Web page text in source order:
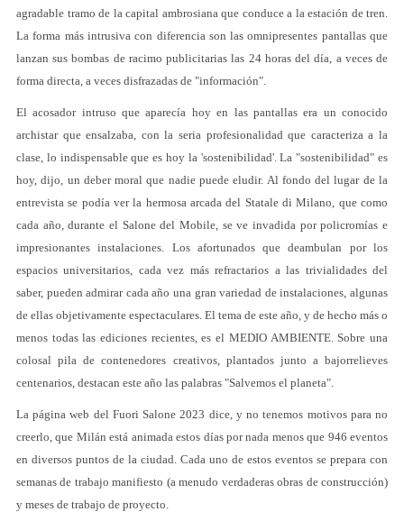
agradable tramo de la capital ambrosiana que conduce a la estación de tren.
La forma más intrusiva con diferencia son las omnipresentes pantallas que
lanzan sus bombas de racimo publicitarias las 24 horas del día, a veces de
forma directa, a veces disfrazadas de "información".
El acosador intruso que aparecía hoy en las pantallas era un conocido
archistar que ensalzaba, con la seria profesionalidad que caracteriza a la
clase, lo indispensable que es hoy la 'sostenibilidad'. La "sostenibilidad" es
hoy, dijo, un deber moral que nadie puede eludir. Al fondo del lugar de la
entrevista se podía ver la hermosa arcada del Statale di Milano, que como
cada año, durante el Salone del Mobile, se ve invadida por policromías e
impresionantes instalaciones. Los afortunados que deambulan por los
espacios universitarios, cada vez más refractarios a las trivialidades del
saber, pueden admirar cada año una gran variedad de instalaciones, algunas
de ellas objetivamente espectaculares. El tema de este año, y de hecho más o
menos todas las ediciones recientes, es el MEDIO AMBIENTE. Sobre una
colosal pila de contenedores creativos, plantados junto a bajorrelieves
centenarios, destacan este año las palabras "Salvemos el planeta".
La página web del Fuori Salone 2023 dice, y no tenemos motivos para no
creerlo, que Milán está animada estos días por nada menos que 946 eventos
en diversos puntos de la ciudad. Cada uno de estos eventos se prepara con
semanas de trabajo manifiesto (a menudo verdaderas obras de construcción)
y meses de trabajo de proyecto.